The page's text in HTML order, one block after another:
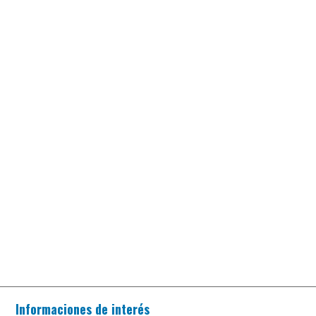
Informaciones de interés